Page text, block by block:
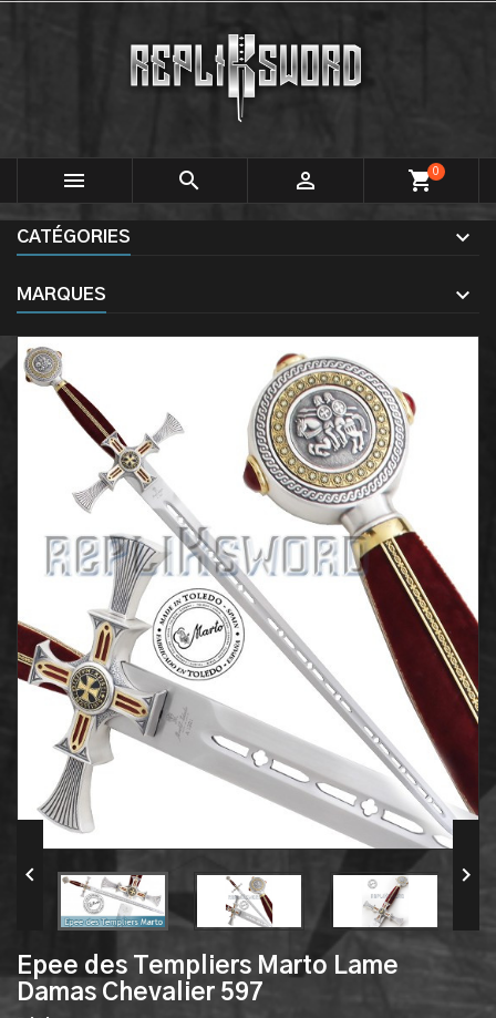
   shopping_cart0
CATÉGORIES
MARQUES
 
Epee des Templiers Marto Lame
Damas Chevalier 597